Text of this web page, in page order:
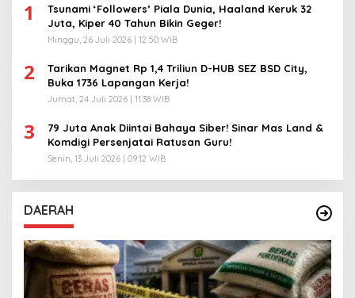
1
Tsunami ‘Followers’ Piala Dunia, Haaland Keruk 32
Juta, Kiper 40 Tahun Bikin Geger!
Minggu, 26 Juli 2026 | 12:50 WIB
2
Tarikan Magnet Rp 1,4 Triliun D-HUB SEZ BSD City,
Buka 1736 Lapangan Kerja!
Jumat, 24 Juli 2026 | 11:38 WIB
3
79 Juta Anak Diintai Bahaya Siber! Sinar Mas Land &
Komdigi Persenjatai Ratusan Guru!
Senin, 13 Juli 2026 | 09:12 WIB
DAERAH